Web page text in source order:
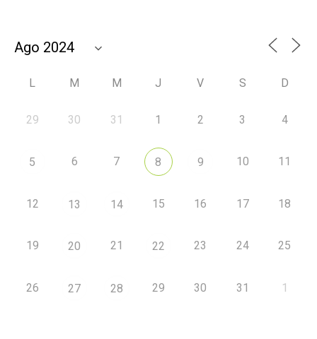
L M M J V S D
29 30 31 1 2 3 4
5 6 7 8 9 10 11
12 13 14 15 16 17 18
19 20 21 22 23 24 25
26 27 28 29 30 31 1